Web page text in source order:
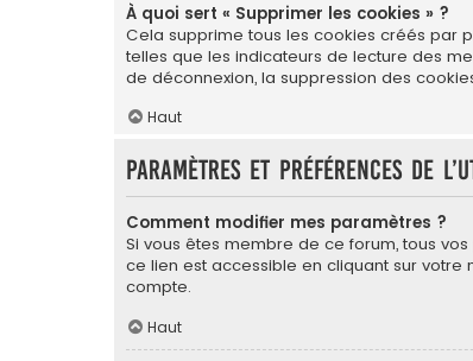
À quoi sert « Supprimer les cookies » ?
Cela supprime tous les cookies créés par
telles que les indicateurs de lecture des
de déconnexion, la suppression des
Haut
Paramètres et préférences de
Comment modifier mes paramètres ?
Si vous êtes membre de ce forum, tous
ce lien est accessible en cliquant sur
compte.
Haut